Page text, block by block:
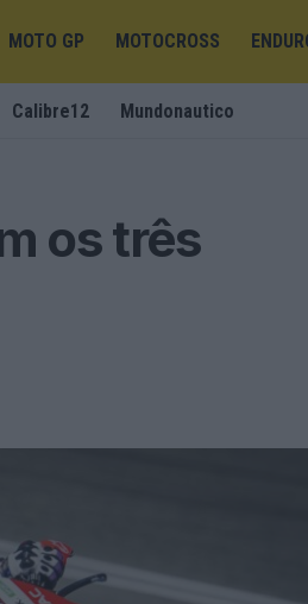
MOTO GP MOTOCROSS
Calibre12 Mundonautico
os três